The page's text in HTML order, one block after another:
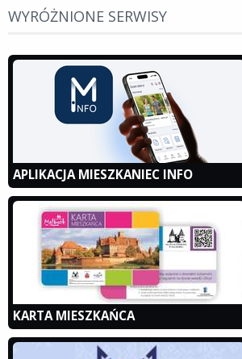
WYRÓŻNIONE SERWISY
APLIKACJA MIESZKANIEC INFO
KARTA MIESZKAŃCA